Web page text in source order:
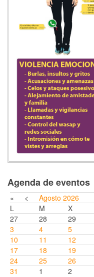
Agenda de eventos
« < Agosto 2026
L
M X
27
28 29
3
4 5
10
11 12
17
18 19
24
25 26
31
1 2